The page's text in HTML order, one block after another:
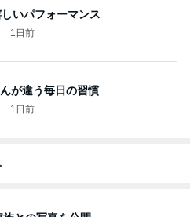
いパフォーマンス
1日前
が違う毎日の習慣
1日前